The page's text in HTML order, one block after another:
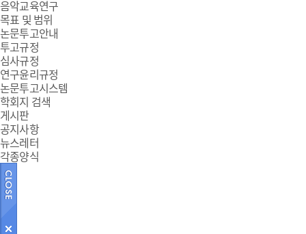
음악교육연구
목표 및 범위
논문투고안내
투고규정
심사규정
연구윤리규정
논문투고시스템
학회지 검색
게시판
공지사항
뉴스레터
각종양식